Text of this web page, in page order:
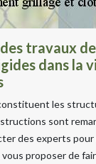
travaux
dans la
les
sont
des experts pour
proposer de